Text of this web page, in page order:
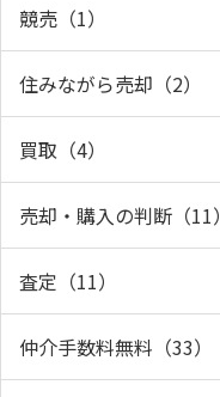
競売（1）
住みながら売却（2）
買取（4）
売却・購入の判断（11）
査定（11）
仲介手数料無料（33）